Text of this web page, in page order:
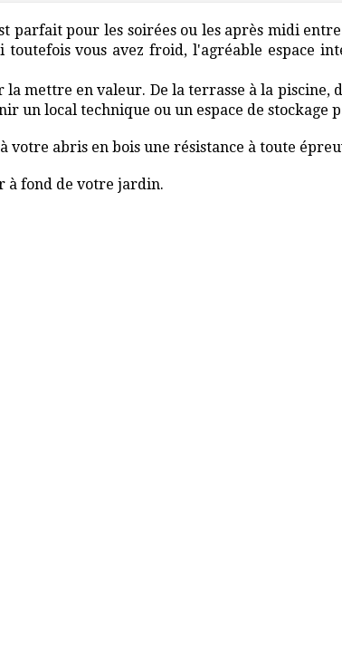
parfait pour les soirées ou les après midi
vous avez froid, l'agréable espace
mettre en valeur. De la terrasse à la piscine,
local technique ou un espace de stockage
votre abris en bois une résistance à toute
à fond de votre jardin.